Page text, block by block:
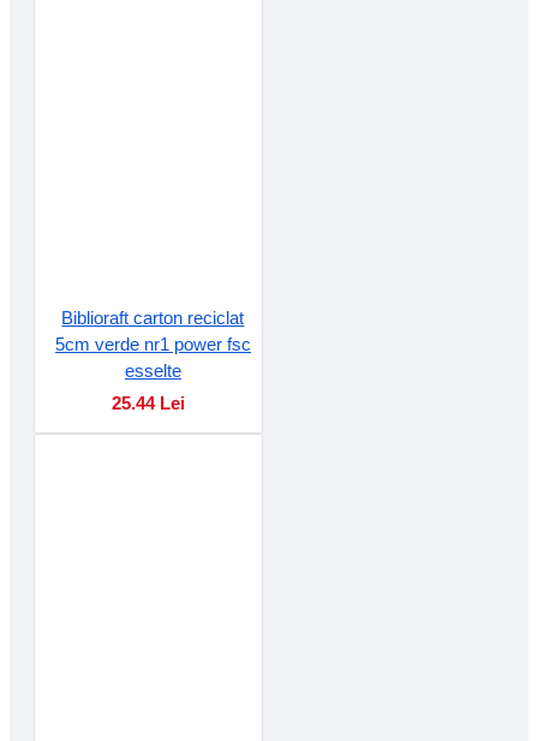
Biblioraft carton reciclat
5cm verde nr1 power fsc
esselte
25.44 Lei